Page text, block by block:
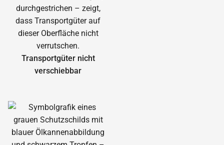
Transportgüter nicht
verschiebbar